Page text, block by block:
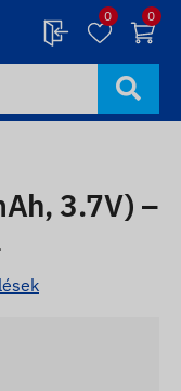
0 0
3.7V) –